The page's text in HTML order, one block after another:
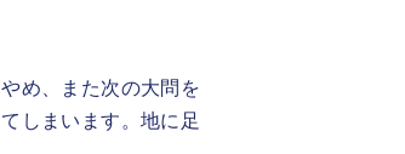
め、また次の大問を
しまいます。地に足